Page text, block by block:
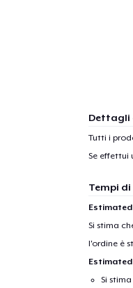
Dettagli
Tutti i
Se effettui
Tempi
Si stima
l'ordine è
Si